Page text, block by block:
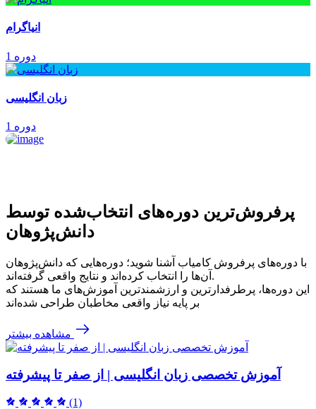
انیاگرام
1 دوره
زبان انگلیسی
1 دوره
پرفروش‌ترین‌ دوره‌های انتخاب‌شده توسط
دانش‌پژوهان
با دوره‌های پرفروش کامیاب آشنا شوید؛ دوره‌هایی که دانش‌پژوهان
آن‌ها را انتخاب کرده‌اند و نتایج واقعی گرفته‌اند.
این دوره‌ها، پرطرفدارترین و ارزشمندترین آموزش‌های ما هستند که
بر پایه نیاز واقعی مخاطبان طراحی شده‌اند
مشاهده بیشتر
آموزش تخصصی زبان انگلیسی | از صفر تا پیشرفته
(1)